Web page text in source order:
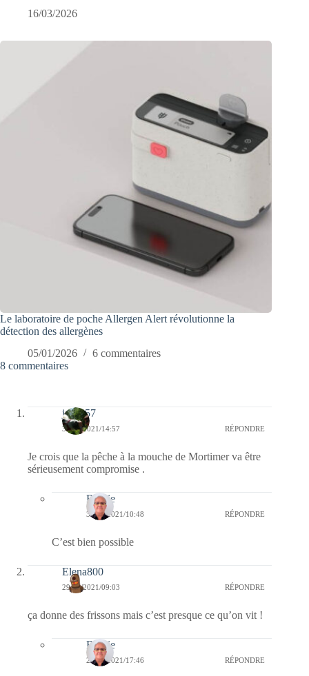
16/03/2026
Le laboratoire de poche Allergen Alert révolutionne la
détection des allergènes
05/01/2026
6 commentaires
8 commentaires
jazzy57
30/01/2021/14:57 RÉPONDRE
Je crois que la pêche à la mouche de Mortimer va être
sérieusement compromise .
Bernie
31/01/2021/10:48 RÉPONDRE
C’est bien possible
Elena800
29/01/2021/09:03 RÉPONDRE
ça donne des frissons mais c’est presque ce qu’on vit !
Bernie
29/01/2021/17:46 RÉPONDRE